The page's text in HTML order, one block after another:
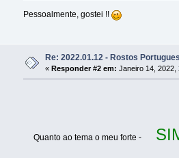
Pessoalmente, gostei !!
Re: 2022.01.12 - Rostos
« Responder #2 em: Janeiro 14, 2022,
Quanto ao tema o meu forte -